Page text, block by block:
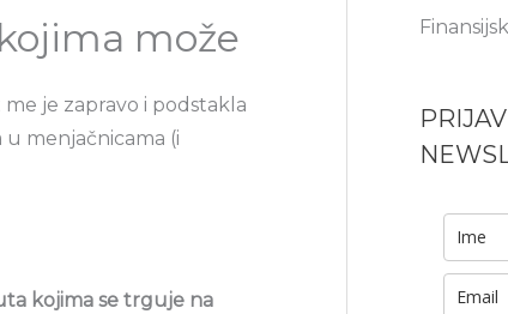
može
je zapravo i podstakla
menjačnicama (i
kojima se trguje na